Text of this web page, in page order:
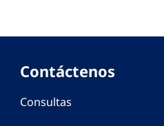
Contáctenos
Consultas